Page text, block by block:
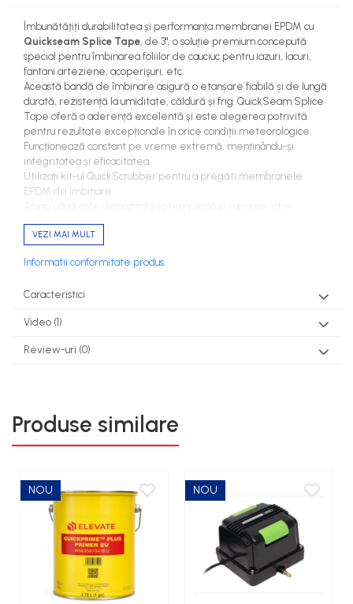
Îmbunătățiți durabilitatea și performanța membranei EPDM cu
Quickseam Splice Tape, de 3", o soluție premium concepută
special pentru îmbinarea foliilor de cauciuc pentru iazuri, lacuri,
fantani arteziene, acoperişuri, etc.
Această bandă de îmbinare asigură o etanșare fiabilă și de lungă
durată, rezistență la umiditate, căldură și frig. QuickSeam Splice
Tape oferă o aderență excelentă şi este alegerea potrivită
pentru rezultate excepționale în orice condiții meteorologice.
Funcționează constant pe vreme extremă, menținându-și
integritatea și eficacitatea.
Utilizați kit-ul QuickScrubber pentru a pregăti membranele
EPDM de îmbinare.
15°-25°C, rola Quickseam are o durată de valabilitate de până la
un an.
VEZI MAI MULT
Informatii conformitate produs
Caracteristici
Video (1)
Review-uri (0)
Produse similare
NOU NOU